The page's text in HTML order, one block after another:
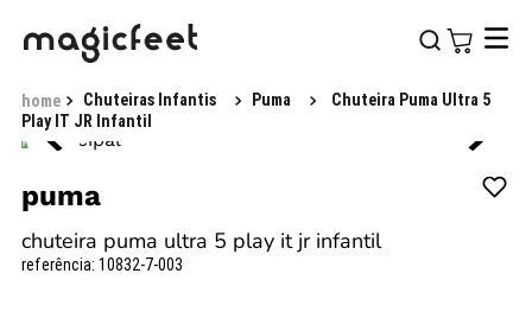
Chuteiras Infantis Puma
Chuteira Puma Ultra 5
Play IT JR Infantil
puma
chuteira puma ultra 5 play it jr infantil
referência: 10832-7-003